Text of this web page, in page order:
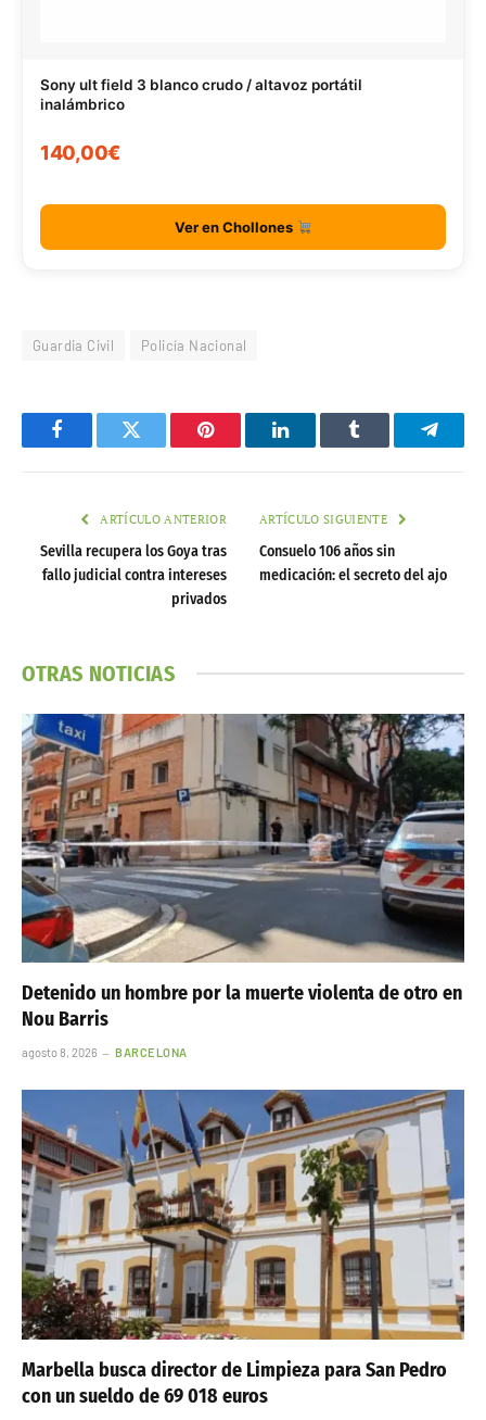
Sony ult field 3 blanco crudo / altavoz portátil
inalámbrico
140,00€
Ver en Chollones
Guardia Civil Policía Nacional
FacebookTwitter Pinterest LinkedInTumblr
ARTÍCULO ANTERIOR
Sevilla recupera los Goya tras
fallo judicial contra intereses
privados
ARTÍCULO SIGUIENTE
Consuelo 106 años sin
medicación: el secreto del ajo
OTRAS NOTICIAS
Detenido un hombre por la muerte violenta de otro en
Nou Barris
agosto 8, 2026 BARCELONA
Marbella busca director de Limpieza para San Pedro
con un sueldo de 69 018 euros